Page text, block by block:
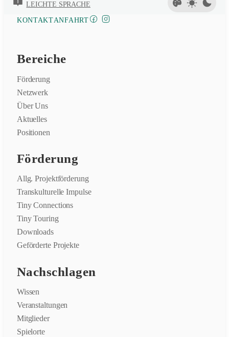
LEICHTE SPRACHE
KONTAKTANFAHRT FACEBOOK
Bereiche
Förderung
Netzwerk
Über Uns
Aktuelles
Positionen
Förderung
Allg. Projektförderung
Transkulturelle Impulse
Tiny Connections
Tiny Touring
Downloads
Geförderte Projekte
Nachschlagen
Wissen
Veranstaltungen
Mitglieder
Spielorte